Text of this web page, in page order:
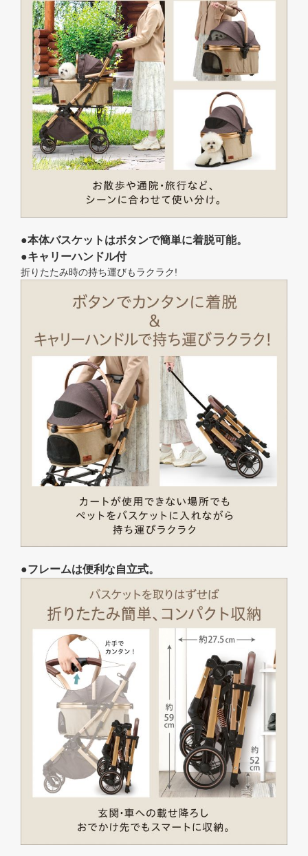
●本体バスケットはボタンで簡単に着脱可能。
●キャリーハンドル付
折りたたみ時の持ち運びもラクラク!
●フレームは便利な自立式。